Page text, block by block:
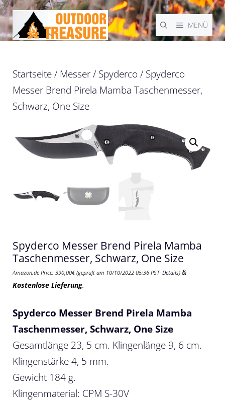
Zum
Inhalt
springen
MENÜ
Startseite/ Messer/ Spyderco / Spyderco
Messer Brend Pirela Mamba Taschenmesser,
Schwarz, One Size
Spyderco Messer Brend Pirela Mamba
Taschenmesser, Schwarz, One Size
Amazon.de Price: 390,00€(geprüft am 10/10/2022 05:36 PST- Details) &
Kostenlose Lieferung.
Spyderco Messer Brend Pirela Mamba
Taschenmesser, Schwarz, One Size
Gesamtlänge 23, 5 cm. Klingenlänge 9, 6 cm.
Klingenstärke 4, 5 mm.
Gewicht 184 g.
Klingenmaterial: CPM S-30V